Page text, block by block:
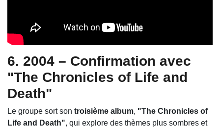
6. 2004 – Confirmation avec
"The Chronicles of Life and
Death"
Le groupe sort son troisième album, "The Chronicles of
Life and Death", qui explore des thèmes plus sombres et